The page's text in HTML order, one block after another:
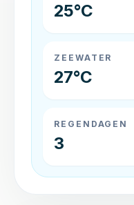
25°C
ZEEWATER
27°C
REGENDAGEN
3